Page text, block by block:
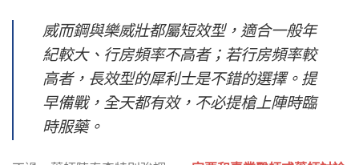
威而鋼與樂威壯都屬短效型，適合一般年
紀較大、行房頻率不高者；若行房頻率較
高者，長效型的犀利士是不錯的選擇。提
早備戰，全天都有效，不必提槍上陣時臨
時服藥。